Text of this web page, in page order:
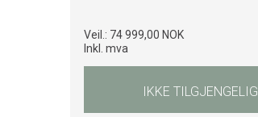
Veil.: 74 999,00 NOK
Inkl. mva
IKKE TILGJENGELIG